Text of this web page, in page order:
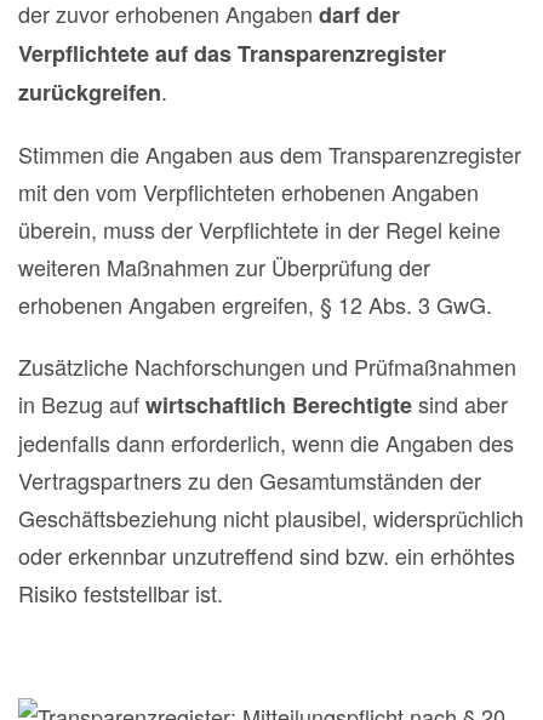
der zuvor erhobenen Angaben darf der
Verpflichtete auf das Transparenzregister
zurückgreifen.
Stimmen die Angaben aus dem Transparenzregister
mit den vom Verpflichteten erhobenen Angaben
überein, muss der Verpflichtete in der Regel keine
weiteren Maßnahmen zur Überprüfung der
erhobenen Angaben ergreifen, § 12 Abs. 3 GwG.
Zusätzliche Nachforschungen und Prüfmaßnahmen
in Bezug aufwirtschaftlich Berechtigtesind aber
jedenfalls dann erforderlich, wenn die Angaben des
Vertragspartners zu den Gesamtumständen der
Geschäftsbeziehung nicht plausibel, widersprüchlich
oder erkennbar unzutreffend sind bzw. ein erhöhtes
Risiko feststellbar ist.